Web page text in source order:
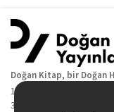
Doğan Kitap, bir Doğan
19 Mayıs Cad. Golden
34360 / Şişli / İstanbul